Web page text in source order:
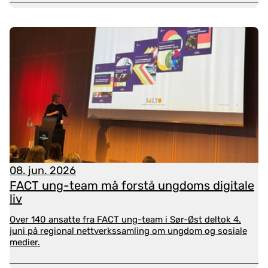
konferansen eller ønsker å se noe av innholdet på
FACT ung og barnevernet - hvordan få til
et godt samarbeid?
16. oktober 2025 arrangerte Nasjonalt
implementeringsteam for FACT ung et
frokostwebinar om hvordan FACT ung og
barnevernet kan samarbeide på gode måter. Her
ble det presentert både konkrete eksempler,
erfaringer og råd fra praksisfeltet, i tillegg til
informasjon om FACT ung-satsingen politisk. Om du
gikk du glipp av webinaret, kan du se det her:
08. jun. 2026
FACT ung-team må forstå ungdoms digitale
liv
Over 140 ansatte fra FACT ung-team i Sør-Øst deltok 4.
juni på regional nettverkssamling om ungdom og sosiale
medier.